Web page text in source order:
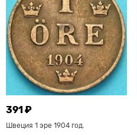
391 ₽
Швеция 1 эре 1904 год.